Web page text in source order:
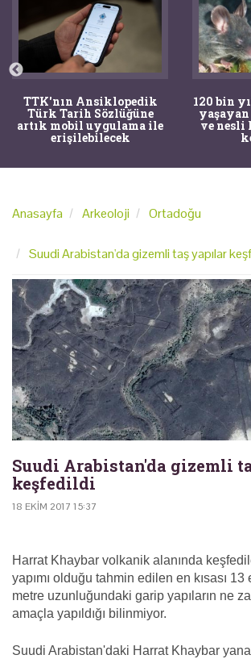
120 bin yıllık fosiller hâlâ
yaşayan türlere ait çıktı
ve nesli kurumuş bir tür
keşfedildi
Bir
Anasayfa Arkeoloji Ortadoğu
Suudi Arabistan'da gizemli taş yapılar
Suudi Arabistan'da gizemli
keşfedildi
18 EKIM 2017 15:37
Harrat Khaybar volkanik alanında
yapımı olduğu tahmin edilen en kısası
metre uzunluğundaki garip yapıların ne
amaçla yapıldığı bilinmiyor.
Suudi Arabistan'daki Harrat Khaybar